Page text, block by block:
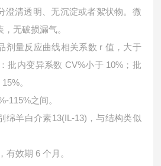
澄清透明、无沉淀或者絮状物。微
无破损漏气。
剂量反应曲线相关系数 r 值，大于
批内变异系数 CV%小于 10%；批
。
115%之间。
绵羊白介素13(IL-13)，与结构类似
效期 6 个月。